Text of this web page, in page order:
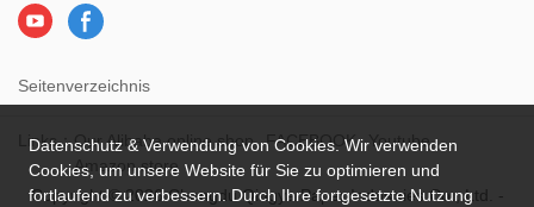
Seitenverzeichnis
Links：Our Alibaba online shop FACEBOOK
Youtube
Amazon store
Copyright © 2026 Chengdu Qingya Paper Industries Co., Ltd. -
Datenschutz & Verwendung von Cookies. Wir verwenden
Cookies, um unsere Website für Sie zu optimieren und
fortlaufend zu verbessern. Durch Ihre fortgesetzte Nutzung